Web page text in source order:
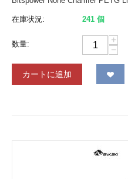
在庫状況: 241 個
数量:
+
−
カートに追加